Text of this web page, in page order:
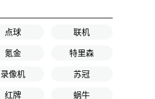
点球 联机
氪金 特里森
录像机 苏冠
红牌 蜗牛